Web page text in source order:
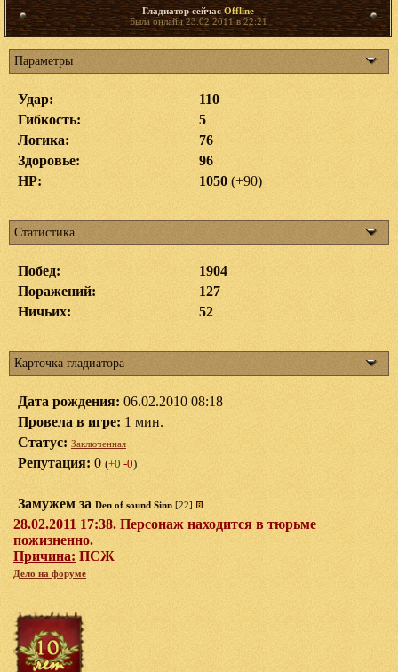
Гладиатор сейчасOffline
Была онлайн 23.02.2011 в 22:21
Параметры
Удар:
110
Гибкость:
5
Логика:
76
Здоровье:
96
HP:
1050 (+90)
Статистика
Побед:
1904
Поражений:
127
Ничьих:
52
Карточка гладиатора
Дата рождения: 06.02.2010 08:18
Провела в игре: 1 мин.
Статус: Заключенная
Репутация: 0 (+0 -0)
Замужем за Den of sound Sinn [22]
28.02.2011 17:38. Персонаж находится в тюрьме
пожизненно.
Причина: ПСЖ
Дело на форуме